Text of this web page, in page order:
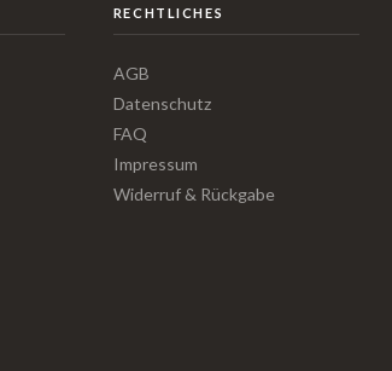
RECHTLICHES
AGB
Datenschutz
FAQ
Impressum
Widerruf & Rückgabe